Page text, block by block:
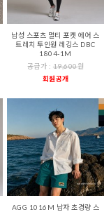
남성 스포츠 멀티 포켓 에어 스
트레치 투인원 레깅스 DBC
1804-1M
공급가 : 19,600원
회원공개
AGG 1016M 남자 초경량 스